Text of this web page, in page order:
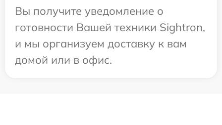
Вы получите уведомление о
готовности Вашей техники Sightron,
и мы организуем доставку к вам
домой или в офис.